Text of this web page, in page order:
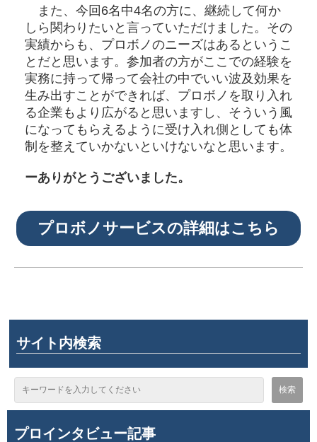
また、今回6名中4名の方に、継続して何か
しら関わりたいと言っていただけました。その
実績からも、プロボノのニーズはあるというこ
とだと思います。参加者の方がここでの経験を
実務に持って帰って会社の中でいい波及効果を
生み出すことができれば、プロボノを取り入れ
る企業もより広がると思いますし、そういう風
になってもらえるように受け入れ側としても体
制を整えていかないといけないなと思います。
ーありがとうございました。
プロボノサービスの詳細はこちら
サイト内検索
プロインタビュー記事